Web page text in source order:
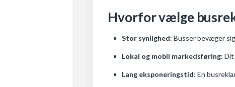
Hvorfor vælge
Stor synlighed: Busser bevæger
Lokal og mobil markedsføring:
Lang eksponeringstid: En